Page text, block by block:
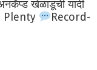
खेळाडूंची यादी
Plenty
Record-